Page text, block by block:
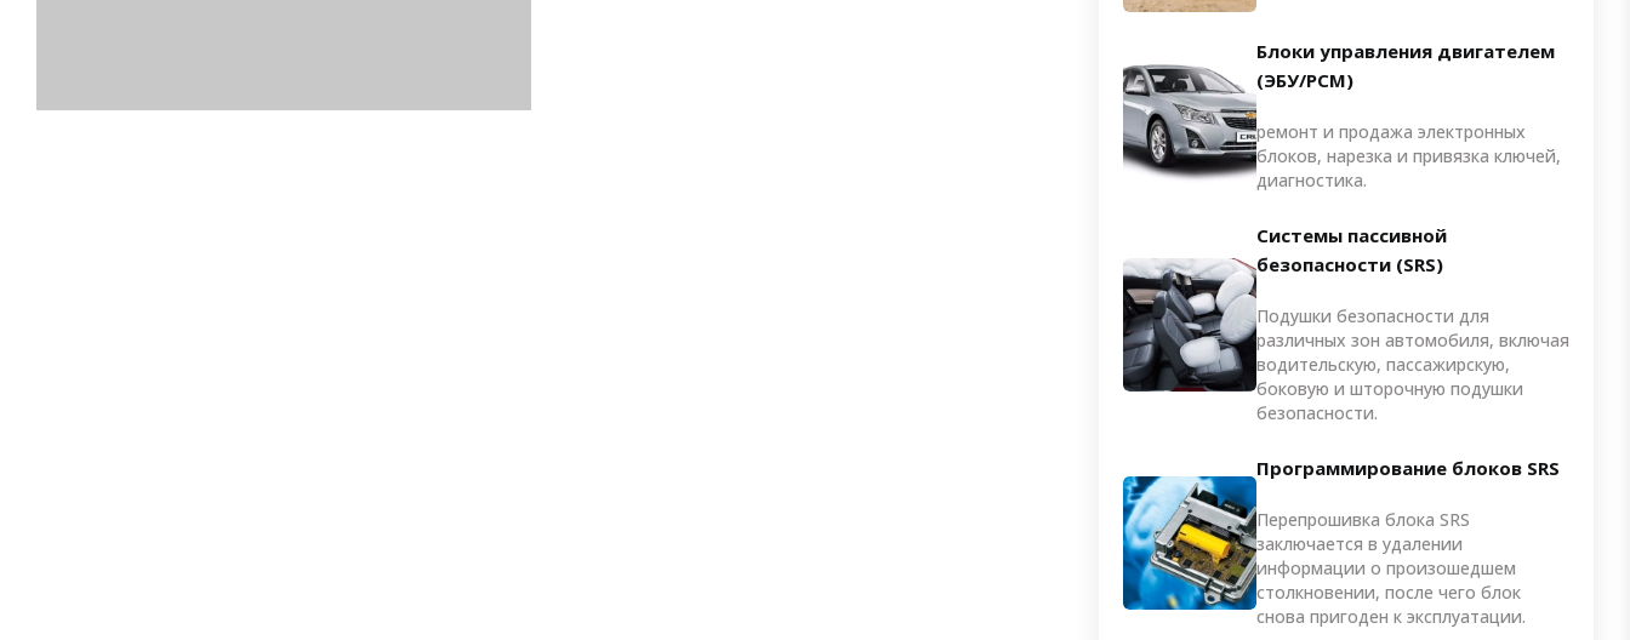
Блоки управления двигателем
(ЭБУ/PCM)
ремонт и продажа электронных
блоков, нарезка и привязка ключей,
диагностика.
Системы пассивной
безопасности (SRS)
Подушки безопасности для
различных зон автомобиля, включая
водительскую, пассажирскую,
боковую и шторочную подушки
безопасности.
Программирование блоков SRS
Перепрошивка блока SRS
заключается в удалении
информации о произошедшем
столкновении, после чего блок
снова пригоден к эксплуатации.